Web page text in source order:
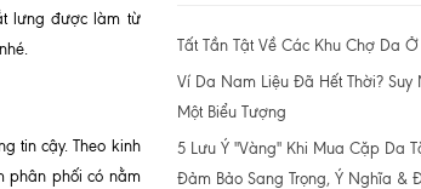
lưng được làm từ
tin cậy. Theo kinh
phân phối có nằm
Tất Tần Tật Về Các Khu Chợ Da Ở
Ví Da Nam Liệu Đã Hết Thời? Suy
Một Biểu Tượng
5 Lưu Ý "Vàng" Khi Mua Cặp Da
Đảm Bảo Sang Trọng, Ý Nghĩa &